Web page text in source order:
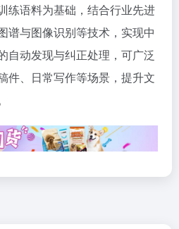
练语料为基础，结合行业先进
谱与图像识别等技术，实现中
自动发现与纠正处理，可广泛
件、日常写作等场景，提升文